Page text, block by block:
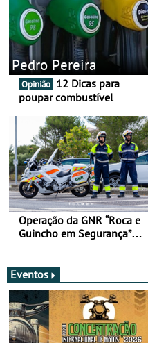
Pedro Pereira
Opinião
poupar combustível
Operação da GNR “Roca e
Guincho em Segurança”
Eventos